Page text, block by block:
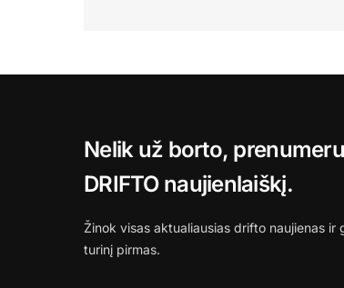
Nelik už borto,
DRIFTO naujienlaiškį.
Žinok visas aktualiausias drifto naujienas ir
turinį pirmas.